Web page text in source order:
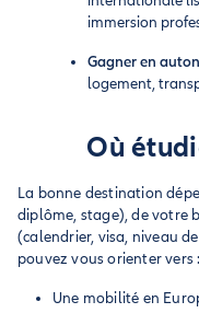
immersion
Gagner en
logement,
Où
La bonne destination
diplôme, stage), de votre
(calendrier, visa, niveau
pouvez vous orienter vers :
Une mobilité en